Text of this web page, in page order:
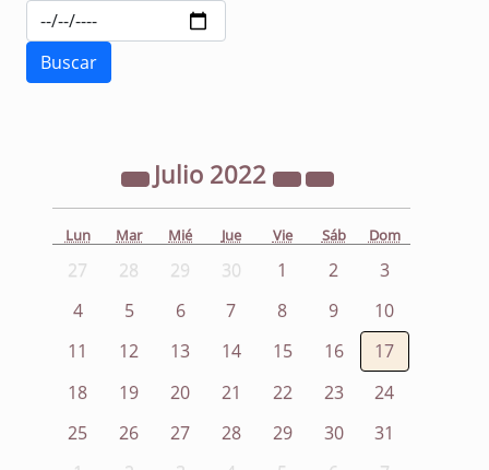
Julio 2022
Lun Mar Mié Jue Vie Sáb Dom
27 28 29 30 1 2
3
4
5 6 7 8 9
10
11
12 13 14 15 16
17
18
19 20 21 22 23
24
25
26 27 28 29 30
31